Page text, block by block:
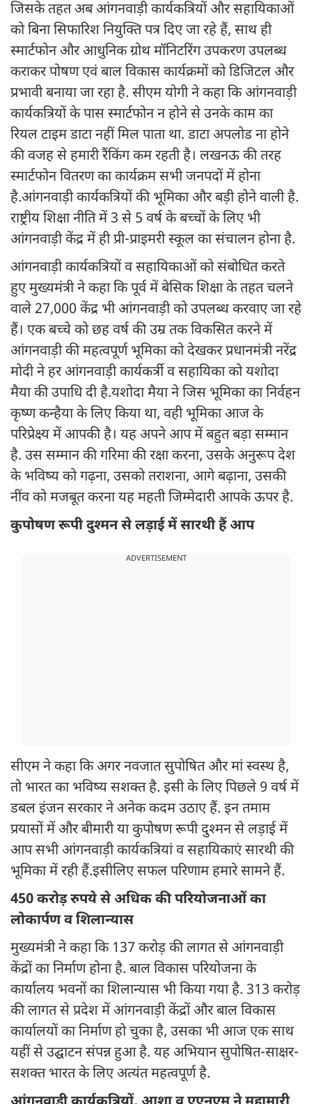
जिसके तहत अब आंगनवाड़ी कार्यकत्रियों और सहायिकाओं
को बिना सिफारिश नियुक्ति पत्र दिए जा रहे हैं, साथ ही
स्मार्टफोन और आधुनिक ग्रोथ मॉनिटरिंग उपकरण उपलब्ध
कराकर पोषण एवं बाल विकास कार्यक्रमों को डिजिटल और
प्रभावी बनाया जा रहा है. सीएम योगी ने कहा कि आंगनवाड़ी
कार्यकत्रियों के पास स्मार्टफोन न होने से उनके काम का
रियल टाइम डाटा नहीं मिल पाता था. डाटा अपलोड ना होने
की वजह से हमारी रैंकिंग कम रहती है। लखनऊ की तरह
स्मार्टफोन वितरण का कार्यक्रम सभी जनपदों में होना
है.आंगनवाड़ी कार्यकत्रियों की भूमिका और बड़ी होने वाली है.
राष्ट्रीय शिक्षा नीति में 3 से 5 वर्ष के बच्चों के लिए भी
आंगनवाड़ी केंद्र में ही प्री-प्राइमरी स्कूल का संचालन होना है.
आंगनवाड़ी कार्यकत्रियों व सहायिकाओं को संबोधित करते
हुए मुख्यमंत्री ने कहा कि पूर्व में बेसिक शिक्षा के तहत चलने
वाले 27,000 केंद्र भी आंगनवाड़ी को उपलब्ध करवाए जा रहे
हैं। एक बच्चे को छह वर्ष की उम्र तक विकसित करने में
आंगनवाड़ी की महत्वपूर्ण भूमिका को देखकर प्रधानमंत्री नरेंद्र
मोदी ने हर आंगनवाड़ी कार्यकर्त्री व सहायिका को यशोदा
मैया की उपाधि दी है.यशोदा मैया ने जिस भूमिका का निर्वहन
कृष्ण कन्हैया के लिए किया था, वही भूमिका आज के
परिप्रेक्ष्य में आपकी है। यह अपने आप में बहुत बड़ा सम्मान
है. उस सम्मान की गरिमा की रक्षा करना, उसके अनुरूप देश
के भविष्य को गढ़ना, उसको तराशना, आगे बढ़ाना, उसकी
नींव को मजबूत करना यह महती जिम्मेदारी आपके ऊपर है.
कुपोषण रूपी दुश्मन से लड़ाई में सारथी हैं आप
ADVERTISEMENT
सीएम ने कहा कि अगर नवजात सुपोषित और मां स्वस्थ है,
तो भारत का भविष्य सशक्त है. इसी के लिए पिछले 9 वर्ष में
डबल इंजन सरकार ने अनेक कदम उठाए हैं. इन तमाम
प्रयासों में और बीमारी या कुपोषण रूपी दुश्मन से लड़ाई में
आप सभी आंगनवाड़ी कार्यकत्रियां व सहायिकाएं सारथी की
भूमिका में रही हैं.इसीलिए सफल परिणाम हमारे सामने हैं.
450 करोड़ रुपये से अधिक की परियोजनाओं का
लोकार्पण व शिलान्यास
मुख्यमंत्री ने कहा कि 137 करोड़ की लागत से आंगनवाड़ी
केंद्रों का निर्माण होना है. बाल विकास परियोजना के
कार्यालय भवनों का शिलान्यास भी किया गया है. 313 करोड़
की लागत से प्रदेश में आंगनवाड़ी केंद्रों और बाल विकास
कार्यालयों का निर्माण हो चुका है, उसका भी आज एक साथ
यहीं से उद्घाटन संपन्न हुआ है. यह अभियान सुपोषित-साक्षर-
सशक्त भारत के लिए अत्यंत महत्वपूर्ण है.